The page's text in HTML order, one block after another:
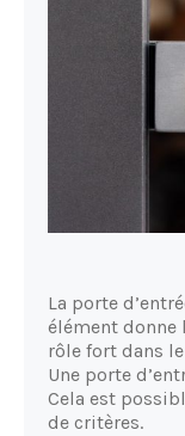
La porte
élément donne
rôle fort dans
Une porte
Cela est
de critères.